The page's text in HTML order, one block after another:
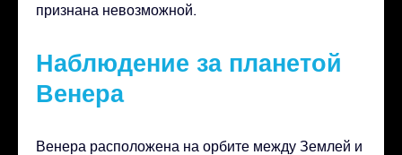
признана невозможной.
Наблюдение за планетой
Венера
Венера расположена на орбите между Землей и